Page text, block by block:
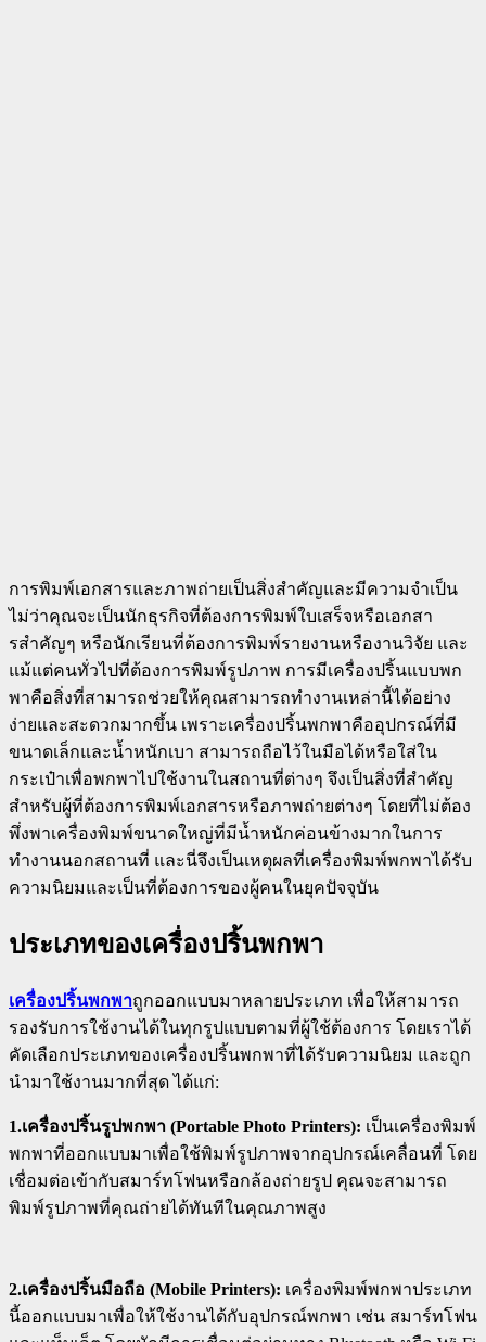
การพิมพ์เอกสารและภาพถ่ายเป็นสิ่งสำคัญและมีความจำเป็น
ไม่ว่าคุณจะเป็นนักธุรกิจที่ต้องการพิมพ์ใบเสร็จหรือเอกสา
รสำคัญๆ หรือนักเรียนที่ต้องการพิมพ์รายงานหรืองานวิจัย และ
แม้แต่คนทั่วไปที่ต้องการพิมพ์รูปภาพ การมีเครื่องปริ้นแบบพก
พาคือสิ่งที่สามารถช่วยให้คุณสามารถทำงานเหล่านี้ได้อย่าง
ง่ายและสะดวกมากขึ้น เพราะเครื่องปริ้นพกพาคืออุปกรณ์ที่มี
ขนาดเล็กและน้ำหนักเบา สามารถถือไว้ในมือได้หรือใส่ใน
กระเป๋าเพื่อพกพาไปใช้งานในสถานที่ต่างๆ จึงเป็นสิ่งที่สำคัญ
สำหรับผู้ที่ต้องการพิมพ์เอกสารหรือภาพถ่ายต่างๆ โดยที่ไม่ต้อง
พึ่งพาเครื่องพิมพ์ขนาดใหญ่ที่มีน้ำหนักค่อนข้างมากในการ
ทำงานนอกสถานที่ และนี่จึงเป็นเหตุผลที่เครื่องพิมพ์พกพาได้รับ
ความนิยมและเป็นที่ต้องการของผู้คนในยุคปัจจุบัน
ประเภทของเครื่องปริ้นพกพา
เครื่องปริ้นพกพาถูกออกแบบมาหลายประเภท เพื่อให้สามารถ
รองรับการใช้งานได้ในทุกรูปแบบตามที่ผู้ใช้ต้องการ โดยเราได้
คัดเลือกประเภทของเครื่องปริ้นพกพาที่ได้รับความนิยม และถูก
นำมาใช้งานมากที่สุด ได้แก่:
1.เครื่องปริ้นรูปพกพา (Portable Photo Printers): เป็นเครื่องพิมพ์
พกพาที่ออกแบบมาเพื่อใช้พิมพ์รูปภาพจากอุปกรณ์เคลื่อนที่ โดย
เชื่อมต่อเข้ากับสมาร์ทโฟนหรือกล้องถ่ายรูป คุณจะสามารถ
พิมพ์รูปภาพที่คุณถ่ายได้ทันทีในคุณภาพสูง
2.เครื่องปริ้นมือถือ (Mobile Printers): เครื่องพิมพ์พกพาประเภท
นี้ออกแบบมาเพื่อให้ใช้งานได้กับอุปกรณ์พกพา เช่น สมาร์ทโฟน